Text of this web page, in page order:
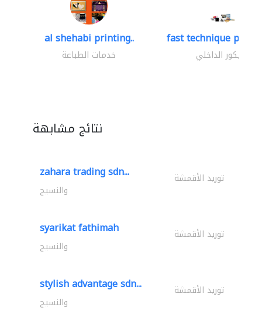
al shehabi printing..
خدمات الطباعة
fast technique pre-
الديكور الداخلي
نتائج مشابهة
zahara trading sdn... توريد الأقمشة
والنسيج
syarikat fathimah توريد الأقمشة
والنسيج
stylish advantage sdn... توريد الأقمشة
والنسيج